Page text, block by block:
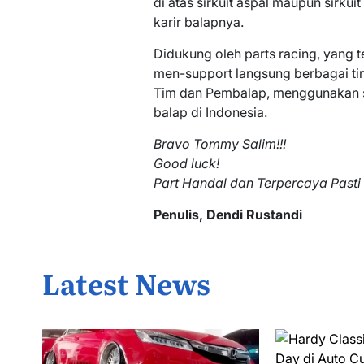
karir balapnya.
Didukung oleh parts racing, yang
men-support langsung berbagai
Tim dan Pembalap,
balap di Indonesia.
Bravo Tommy Salim!!!
Good luck!
Part Handal dan Terpercaya
Penulis, Dendi Rustandi
Latest News